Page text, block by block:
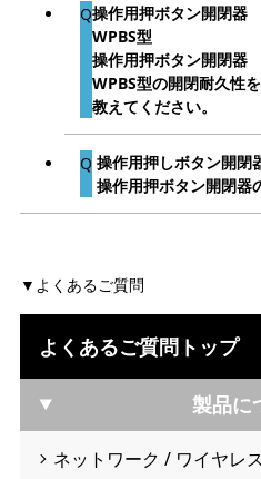
操作用押ボタン開閉
WPBS型
操作用押ボタン開閉
WPBS型の開閉耐久性を
教えてください。
操作用押しボタン開閉
操作用押ボタン開閉器
よくあるご質問
よくあるご質問トップ
製品に
ネットワーク / ワイヤレス